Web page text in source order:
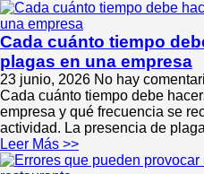
Cada cuánto tiempo
plagas en una empresa
23 junio, 2026 No hay
Cada cuánto tiempo debe
empresa y qué frecuencia se
actividad. La presencia de
Leer Más >>